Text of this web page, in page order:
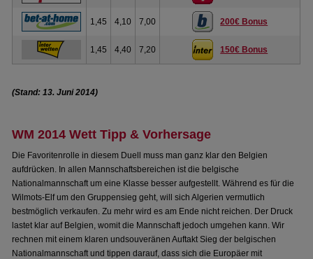
1,45 4,10 7,00 200€ Bonus
1,45 4,40 7,20 150€ Bonus
(Stand: 13. Juni 2014)
WM 2014 Wett Tipp & Vorhersage
Die Favoritenrolle in diesem Duell muss man ganz klar den Belgien
aufdrücken. In allen Mannschaftsbereichen ist die belgische
Nationalmannschaft um eine Klasse besser aufgestellt. Während es für die
Wilmots-Elf um den Gruppensieg geht, will sich Algerien vermutlich
bestmöglich verkaufen. Zu mehr wird es am Ende nicht reichen. Der Druck
lastet klar auf Belgien, womit die Mannschaft jedoch umgehen kann. Wir
rechnen mit einem klaren undsouveränen Auftakt Sieg der belgischen
Nationalmannschaft und tippen darauf, dass sich die Europäer mit